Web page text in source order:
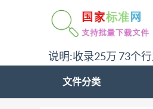
说明:收录25万 73个
文件分类